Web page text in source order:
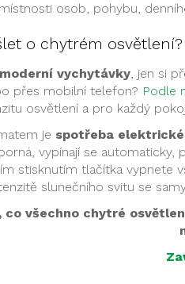
osob, pohybu,
o chytrém osvětlení?
moderní vychytávky, jen si
přes mobilní telefon? Podle
osvětlení a pro každý
je spotřeba
vypínají se
stisknutím tlačítka vypnete
slunečního svitu se
co všechno chytré